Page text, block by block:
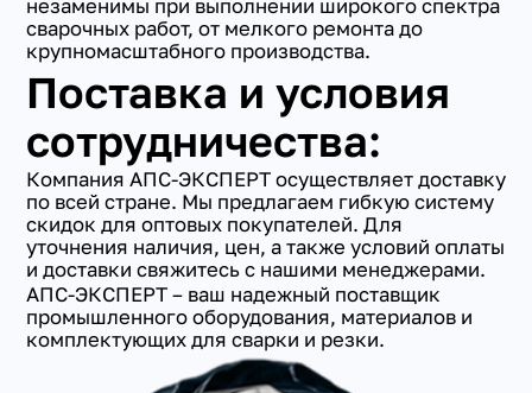
незаменимы при выполнении широкого спектра
сварочных работ, от мелкого ремонта до
крупномасштабного производства.
Поставка и условия
сотрудничества:
Компания АПС-ЭКСПЕРТ осуществляет доставку
по всей стране. Мы предлагаем гибкую систему
скидок для оптовых покупателей. Для
уточнения наличия, цен, а также условий оплаты
и доставки свяжитесь с нашими менеджерами.
АПС-ЭКСПЕРТ – ваш надежный поставщик
промышленного оборудования, материалов и
комплектующих для сварки и резки.